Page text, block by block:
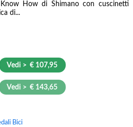
How di Shimano con cuscinetti
di...
Vedi > € 107,95
Vedi > € 143,65
Bici